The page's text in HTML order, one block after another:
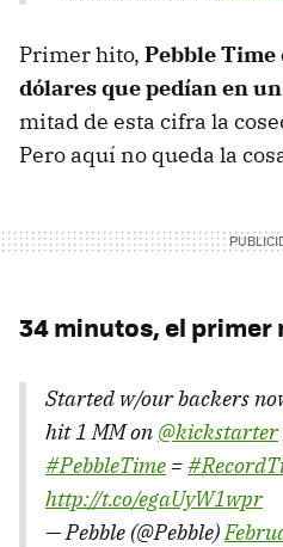
Primer hito, Pebble Time
dólares que pedían en
mitad de esta cifra la
Pero aquí no queda la
34 minutos, el primer
Started w/our backers
hit 1 MM on @kickstarter
#PebbleTime=
http://t.co/egaUyW1wpr
— Pebble (@Pebble)